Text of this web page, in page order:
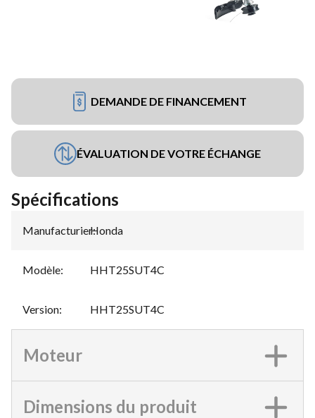
DEMANDE DE FINANCEMENT
ÉVALUATION DE VOTRE ÉCHANGE
Spécifications
Manufacturier:
Honda
Modèle: HHT25SUT4C
Version: HHT25SUT4C
Moteur
Dimensions du produit